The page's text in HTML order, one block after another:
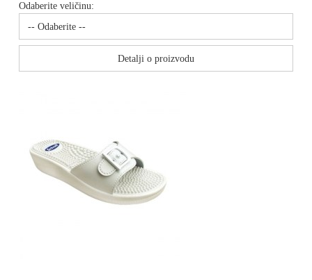
Odaberite veličinu:
Detalji o proizvodu